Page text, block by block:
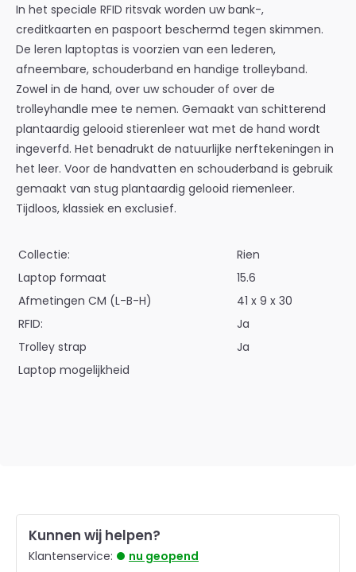
In het speciale RFID ritsvak worden uw bank-,
creditkaarten en paspoort beschermd tegen skimmen.
De leren laptoptas is voorzien van een lederen,
afneembare, schouderband en handige trolleyband.
Zowel in de hand, over uw schouder of over de
trolleyhandle mee te nemen. Gemaakt van schitterend
plantaardig gelooid stierenleer wat met de hand wordt
ingeverfd. Het benadrukt de natuurlijke nerftekeningen in
het leer. Voor de handvatten en schouderband is gebruik
gemaakt van stug plantaardig gelooid riemenleer.
Tijdloos, klassiek en exclusief.
Collectie:
Rien
Laptop formaat
15.6
Afmetingen CM (L-B-H)
41 x 9 x 30
RFID:
Ja
Trolley strap
Ja
Laptop mogelijkheid
Kunnen wij helpen?
Klantenservice: nu geopend